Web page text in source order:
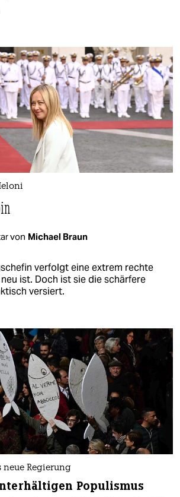
von Michael Braun
verfolgt eine extrem rechte
ist. Doch ist sie die schärfere
versiert.
Regierung
Populismus